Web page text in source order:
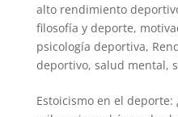
alto rendimiento
filosofía y deporte,
psicología deportiva,
deportivo, salud mental,
Estoicismo en el deporte: